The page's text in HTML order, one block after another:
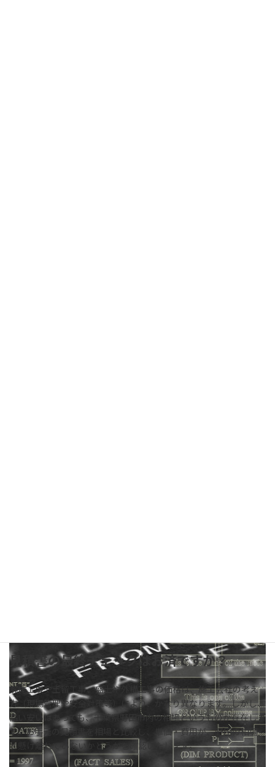
見積書の最終チェックはお済ですか？
解体工事や土留工事、盛土や外構工事の価格は、施工会社の考え
方（現場管理や安全対策等）により、かなり異なります。しかし、
高い安いはあっても、千葉県野田市内の相場というものが存在しま
す。お手元の見積書を相場と比較し、単価・費用が、野田の相場
と懸け離れていないかどうかを確認いたします。